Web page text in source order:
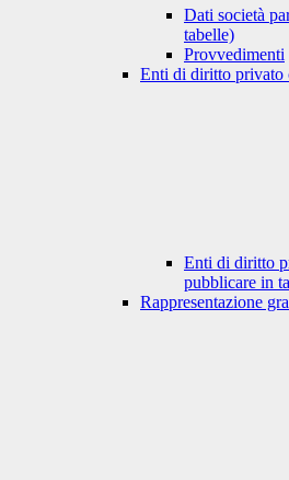
Dati società
tabelle)
Provvedimenti
Enti di diritto privato
Enti di diritto
pubblicare in
Rappresentazione